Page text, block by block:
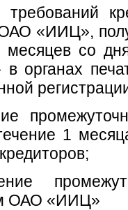
требований
«ИИЦ»,
месяцев со
органах
1
ОАО «ИИЦ»